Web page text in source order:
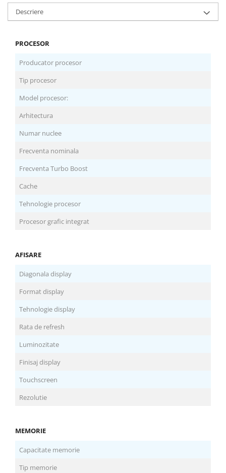
Hard Disc-uri
Carcase
Surse
Cooler
Servere & Componente
Componente Server
Servere
Software
Retelistica & Supraveghere
Printing
Multifunctionale
Imprimante
Imprimante 3D
Televizoare & accesorii
Multiboard & Accessorii
Multimedia
Foto & Video
Cloud si Aplicatii SaaS
Sisteme Videoconferinta
Descriere
PROCESOR
Producator procesor
Tip procesor
Model procesor:
Arhitectura
Numar nuclee
Frecventa nominala
Frecventa Turbo Boost
Cache
Tehnologie procesor
Procesor grafic integrat
AFISARE
Diagonala display
Format display
Tehnologie display
Rata de refresh
Luminozitate
Finisaj display
Touchscreen
Rezolutie
MEMORIE
Capacitate memorie
Tip memorie